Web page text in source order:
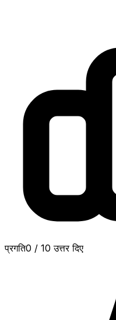
प्रगति0 / 10 उत्तर दिए